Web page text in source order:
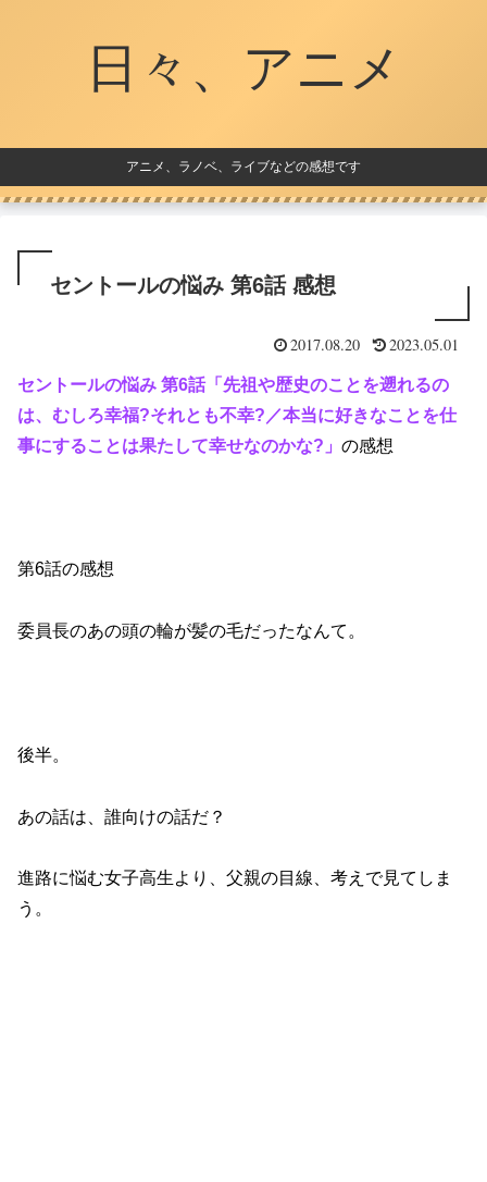
日々、アニメ
アニメ、ラノベ、ライブなどの感想です
セントールの悩み 第6話 感想
2017.08.20 2023.05.01
セントールの悩み 第6話「先祖や歴史のことを遡れるの
は、むしろ幸福?それとも不幸?／本当に好きなことを仕
事にすることは果たして幸せなのかな?」 の感想
第6話の感想
委員長のあの頭の輪が髪の毛だったなんて。
後半。
あの話は、誰向けの話だ？
進路に悩む女子高生より、父親の目線、考えで見てしま
う。